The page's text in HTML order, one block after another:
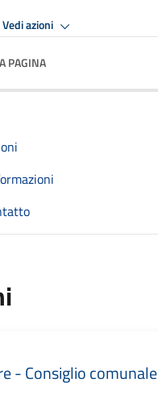
Vedi azioni
PAGINA
- Consiglio comunale